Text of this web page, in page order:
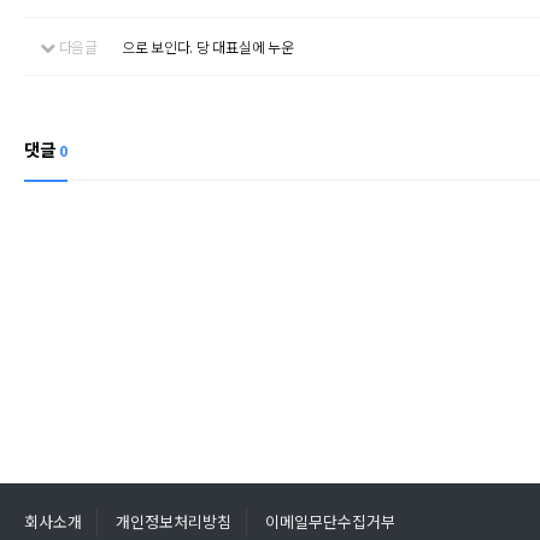
다음글 으로 보인다. 당 대표실에 누운
댓글 0
회사소개 개인정보처리방침 이메일무단수집거부